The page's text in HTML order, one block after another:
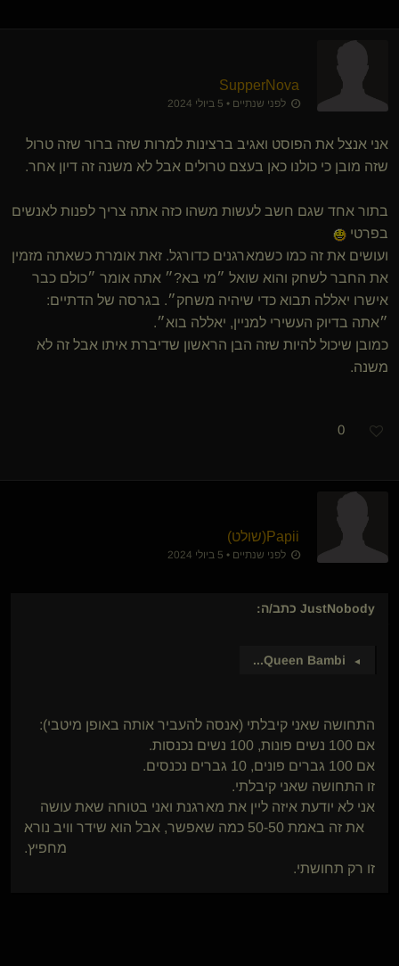
SupperNova
לפני שנתיים • 5 ביולי 2024
אני אנצל את הפוסט ואגיב ברצינות למרות שזה ברור שזה טרול
שזה מובן כי כולנו כאן בעצם טרולים אבל לא משנה זה דיון אחר.
בתור אחד שגם חשב לעשות משהו כזה אתה צריך לפנות לאנשים
בפרטי
ועושים את זה כמו כשמארגנים כדורגל. זאת אומרת כשאתה מזמין
את החבר לשחק והוא שואל ״מי בא?״ אתה אומר ״כולם כבר
אישרו יאללה תבוא כדי שיהיה משחק״. בגרסה של הדתיים:
״אתה בדיוק העשירי למניין, יאללה בוא״.
כמובן שיכול להיות שזה הבן הראשון שדיברת איתו אבל זה לא
משנה.
0
Papii​(שולט)
לפני שנתיים • 5 ביולי 2024
JustNobody כתב/ה:
►
Queen Bambi
...
התחושה שאני קיבלתי (אנסה להעביר אותה באופן מיטבי):
אם 100 נשים פונות, 100 נשים נכנסות.
אם 100 גברים פונים, 10 גברים נכנסים.
זו התחושה שאני קיבלתי.
אני לא יודעת איזה ליין את מארגנת ואני בטוחה שאת עושה
את זה באמת 50-50 כמה שאפשר, אבל הוא שידר וויב נורא
מחפיץ.
זו רק תחושתי.